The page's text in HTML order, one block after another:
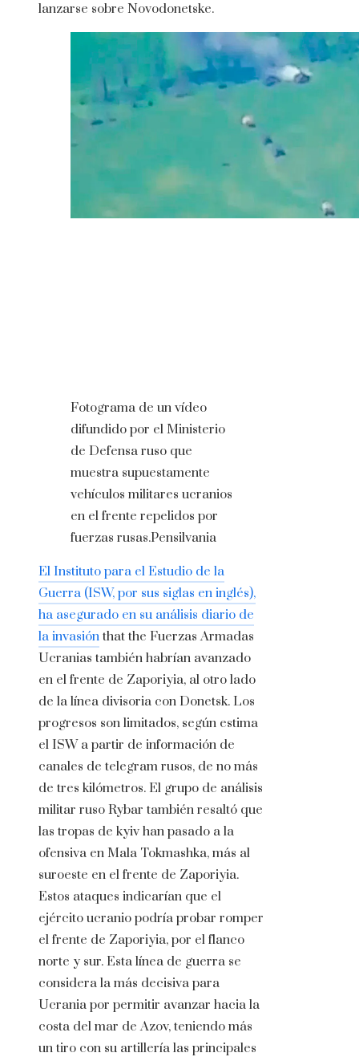
lanzarse sobre Novodonetske.
Fotograma de un vídeo
difundido por el Ministerio
de Defensa ruso que
muestra supuestamente
vehículos militares ucranios
en el frente repelidos por
fuerzas rusas.Pensilvania
El Instituto para el Estudio de la
Guerra (ISW, por sus siglas en inglés),
ha asegurado en su análisis diario de
la invasión that the Fuerzas Armadas
Ucranias también habrían avanzado
en el frente de Zaporiyia, al otro lado
de la línea divisoria con Donetsk. Los
progresos son limitados, según estima
el ISW a partir de información de
canales de telegram rusos, de no más
de tres kilómetros. El grupo de análisis
militar ruso Rybar también resaltó que
las tropas de kyiv han pasado a la
ofensiva en Mala Tokmashka, más al
suroeste en el frente de Zaporiyia.
Estos ataques indicarían que el
ejército ucranio podría probar romper
el frente de Zaporiyia, por el flanco
norte y sur. Esta línea de guerra se
considera la más decisiva para
Ucrania por permitir avanzar hacia la
costa del mar de Azov, teniendo más
un tiro con su artillería las principales